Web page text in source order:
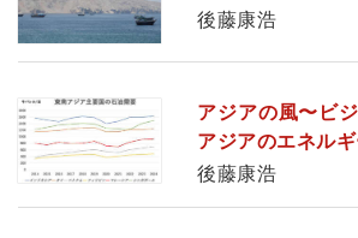
後藤康浩
アジアの風〜ビ
アジアのエネル
後藤康浩